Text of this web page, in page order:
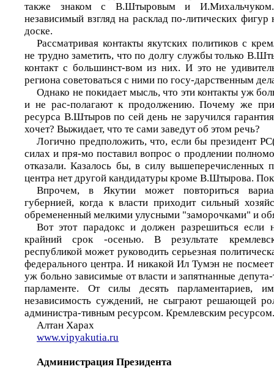
также знаком с В.Штыровым и
независимый взгляд на расклад по-литических
доске.
Рассматривая контакты якутских политиков с
не трудно заметить, что по долгу службы только
контакт с большинст-вом из них. И это не
региона советоваться с ними по госу-дарственным
Однако не покидает мысль, что эти контакты уж
и не рас-полагают к продолжению. Почему же при
ресурса В.Штыров по сей день не заручился
хочет? Выжидает, что те сами заведут об этом речь?
Логично предположить, что, если бы президент
силах и пря-мо поставил вопрос о продлении
отказали. Казалось бы, в силу вышеперечисленных
центра нет другой кандидатуры кроме В.Штырова.
Впрочем, в Якутии может повториться
губернией, когда к власти приходит сильный
обремененный мелкими улусными "заморочками" и
Вот этот парадокс и должен разрешиться если
крайний срок -осенью. В результате
республикой может руководить серьезная
федерального центра. И никакой Ил Тумэн не
уж больно зависимые от власти и запятнанные
парламенте. От силы десять парламентариев,
независимость суждений, не сыграют решающей
администра-тивным ресурсом. Кремлевским
Алтан Харах
www.vipyakutia.ru
Администрация Президента